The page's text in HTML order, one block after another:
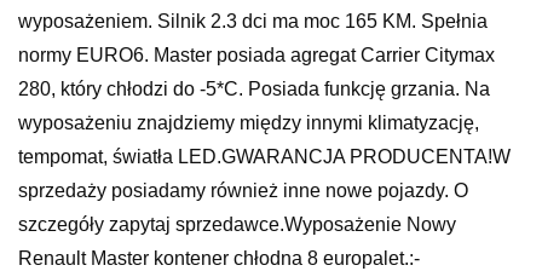
wyposażeniem. Silnik 2.3 dci ma moc 165 KM. Spełnia
normy EURO6. Master posiada agregat Carrier Citymax
280, który chłodzi do -5*C. Posiada funkcję grzania. Na
wyposażeniu znajdziemy między innymi klimatyzację,
tempomat, światła LED.GWARANCJA PRODUCENTA!W
sprzedaży posiadamy również inne nowe pojazdy. O
szczegóły zapytaj sprzedawce.Wyposażenie Nowy
Renault Master kontener chłodna 8 europalet.:-